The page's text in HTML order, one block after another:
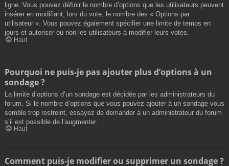
ligne. Vous pouvez définir le nombre d’options que les utilisateurs peuvent
insérer en modifiant, lors du vote, le nombre des « Options par
utilisateur ». Vous pouvez également spécifier une limite de temps en
jours et autoriser ou non les utilisateurs à modifier leurs votes.
Haut
Pourquoi ne puis-je pas ajouter plus d’options à un
sondage ?
La limite d’options d’un sondage est décidée par les administrateurs du
forum. Si le nombre d’options que vous pouvez ajouter à un sondage vous
semble trop restreint, essayez de demander à un administrateur du forum
s’il est possible de l’augmenter.
Haut
Comment puis-je modifier ou supprimer un sondage ?